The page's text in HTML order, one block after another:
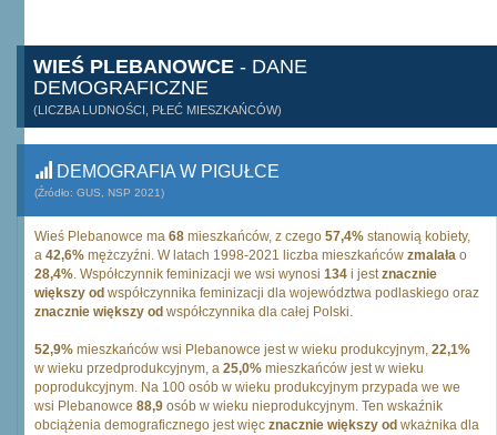
WIEŚ PLEBANOWCE - DANE
DEMOGRAFICZNE
(LICZBA LUDNOŚCI, PŁEĆ MIESZKAŃCÓW)
DEMOGRAFIA W PIGUŁCE
(Źródło: GUS, NSP 2021)
Wieś Plebanowce ma 68 mieszkańców, z czego 57,4% stanowią kobiety,
a 42,6% mężczyźni. W latach 1998-2021 liczba mieszkańców zmalała o
28,4%. Współczynnik feminizacji we wsi wynosi 134 i jestznacznie
większy od współczynnika feminizacji dla województwa podlaskiego oraz
znacznie większy od współczynnika dla całej Polski.
52,9% mieszkańców wsi Plebanowce jest w wieku produkcyjnym, 22,1%
w wieku przedprodukcyjnym, a 25,0% mieszkańców jest w wieku
poprodukcyjnym. Na 100 osób w wieku produkcyjnym przypada we we
wsi Plebanowce 88,9 osób w wieku nieprodukcyjnym. Ten wskaźnik
obciążenia demograficznego jest więc znacznie większy od wkażnika dla